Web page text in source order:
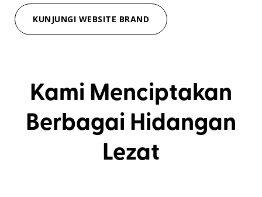
KUNJUNGI WEBSITE BRAND
Kami Menciptakan
Berbagai Hidangan
Lezat